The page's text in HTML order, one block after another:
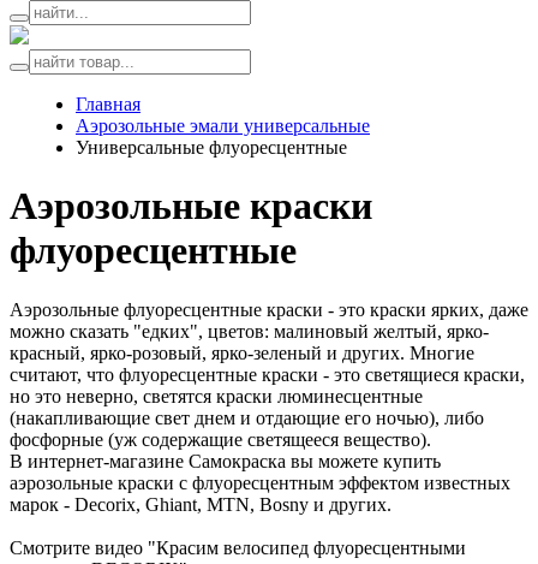
Главная
Аэрозольные эмали универсальные
Универсальные флуоресцентные
Аэрозольные краски
флуоресцентные
Аэрозольные флуоресцентные краски - это краски ярких, даже
можно сказать "едких", цветов: малиновый желтый, ярко-
красный, ярко-розовый, ярко-зеленый и других. Многие
считают, что флуоресцентные краски - это светящиеся краски,
но это неверно, светятся краски люминесцентные
(накапливающие свет днем и отдающие его ночью), либо
фосфорные (уж содержащие светящееся вещество).
В интернет-магазине Самокраска вы можете купить
аэрозольные краски с флуоресцентным эффектом известных
марок - Decorix, Ghiant, MTN, Bosny и других.
Смотрите видео "Красим велосипед флуоресцентными